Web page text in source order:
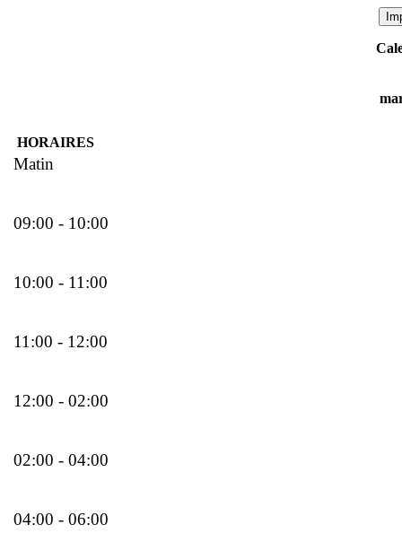
HORAIRES
Matin
09:00 - 10:00
10:00 - 11:00
11:00 - 12:00
12:00 - 02:00
02:00 - 04:00
04:00 - 06:00